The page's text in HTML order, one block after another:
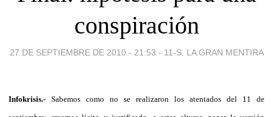
conspiración
27 DE SEPTIEMBRE DE 2010 - 21:53 - 11-S. LA GRAN MENTIRA
Infokrisis.- Sabemos como no se realizaron los atentados del 11 de